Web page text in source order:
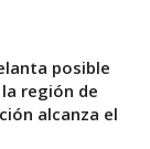
posible
región de
alcanza el